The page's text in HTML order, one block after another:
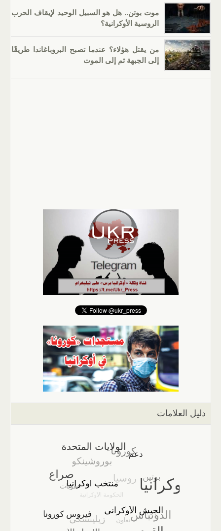
موت بوتن.. هل هو السبيل الوحيد لإيقاف الحرب
الروسية الأوكرانية؟
من يقتل هؤلاء؟ عندما تصبح البروباغاندا طريقًا
إلى الجبهة ثم إلى الموت
دليل العلامات